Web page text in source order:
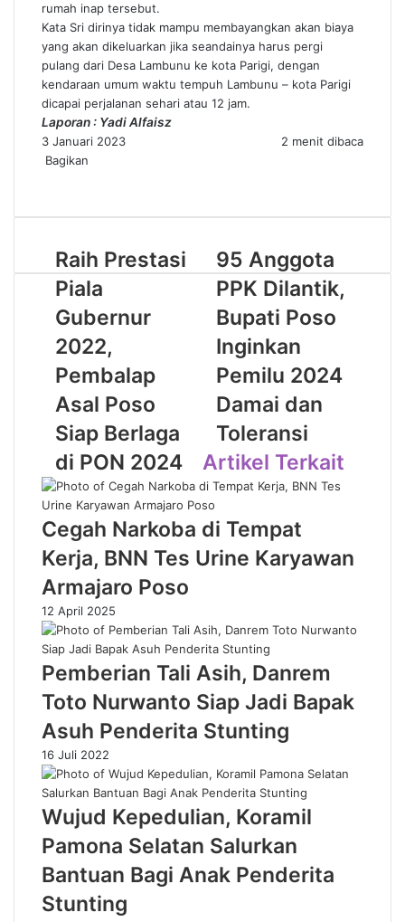
rumah inap tersebut.
Kata Sri dirinya tidak mampu membayangkan akan biaya
yang akan dikeluarkan jika seandainya harus pergi
pulang dari Desa Lambunu ke kota Parigi, dengan
kendaraan umum waktu tempuh Lambunu – kota Parigi
dicapai perjalanan sehari atau 12 jam.
Laporan : Yadi Alfaisz
3 Januari 2023
2 menit dibaca
Bagikan
Email
Raih Prestasi
Piala
Gubernur
2022,
Pembalap
Asal Poso
Siap Berlaga
di PON 2024
95 Anggota
PPK Dilantik,
Bupati Poso
Inginkan
Pemilu 2024
Damai dan
Toleransi
Artikel Terkait
Cegah Narkoba di Tempat
Kerja, BNN Tes Urine Karyawan
Armajaro Poso
12 April 2025
Pemberian Tali Asih, Danrem
Toto Nurwanto Siap Jadi Bapak
Asuh Penderita Stunting
16 Juli 2022
Wujud Kepedulian, Koramil
Pamona Selatan Salurkan
Bantuan Bagi Anak Penderita
Stunting